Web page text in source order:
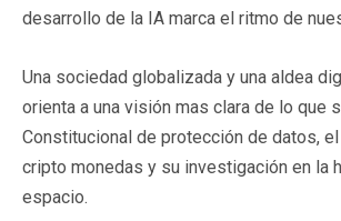
desarrollo de la IA marca el ritmo de
Una sociedad globalizada y una aldea
orienta a una visión mas clara de lo que
Constitucional de protección de datos,
cripto monedas y su investigación en la
espacio.